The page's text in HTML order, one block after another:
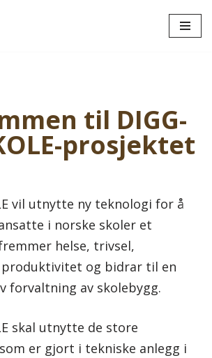
til DIGG-
prosjektet
vil utnytte ny teknologi for å
i norske skoler et
helse, trivsel,
og bidrar til en
forvaltning av skolebygg.
skal utnytte de store
er gjort i tekniske anlegg i